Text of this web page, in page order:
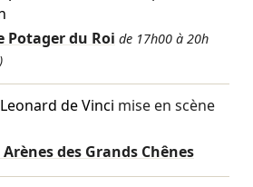
Potager du Roi de 17h00 à 20h
Leonard de Vinci mise en scène
Arènes des Grands Chênes